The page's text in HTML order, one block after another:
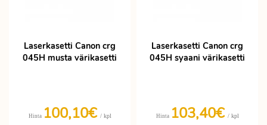
Laserkasetti Canon crg
045H musta värikasetti
Hinta 100,10€ / kpl
Laserkasetti Canon crg
045H syaani värikasetti
Hinta 103,40€ / kpl